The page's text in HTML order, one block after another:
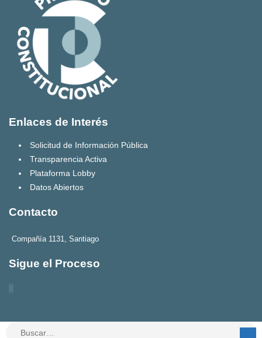
Enlaces de Interés
Solicitud de Información Pública
Transparencia Activa
Plataforma Lobby
Datos Abiertos
Contacto
Compañía 1131, Santiago
Sigue el Proceso